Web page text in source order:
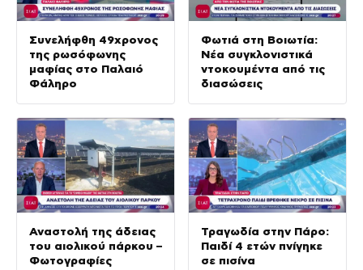
Συνελήφθη 49χρονος
της ρωσόφωνης
μαφίας στο Παλαιό
Φάληρο
Φωτιά στη Βοιωτία:
Νέα συγκλονιστικά
ντοκουμέντα από τις
διασώσεις
Αναστολή της άδειας
του αιολικού πάρκου –
Φωτογραφίες
Τραγωδία στην Πάρο:
Παιδί 4 ετών πνίγηκε
σε πισίνα